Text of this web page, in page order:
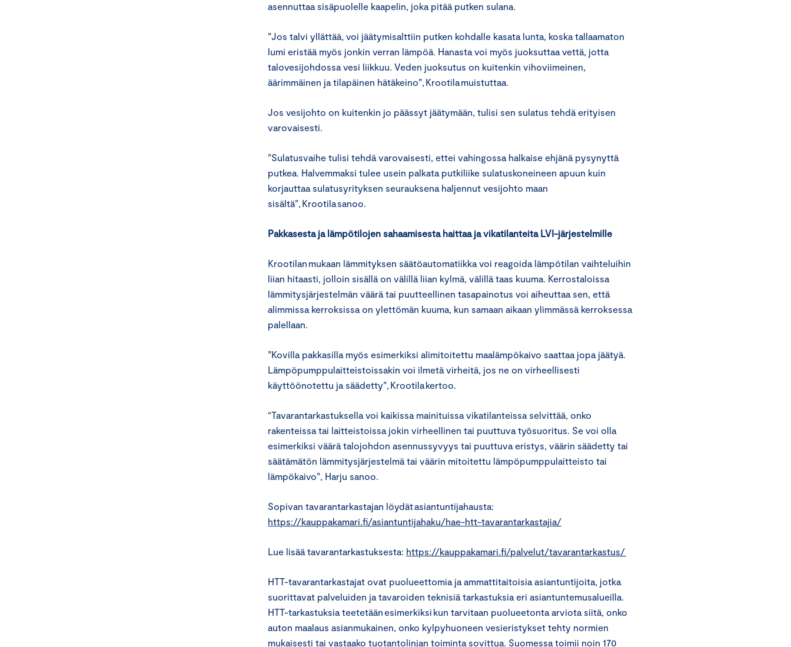
asennuttaa sisäpuolelle kaapelin, joka pitää putken sulana.
”Jos talvi yllättää, voi jäätymisalttiin putken kohdalle kasata lunta, koska tallaamaton
lumi eristää myös jonkin verran lämpöä. Hanasta voi myös juoksuttaa vettä, jotta
talovesijohdossa vesi liikkuu. Veden juoksutus on kuitenkin vihoviimeinen,
äärimmäinen ja tilapäinen hätäkeino”, Krootila muistuttaa.
Jos vesijohto on kuitenkin jo päässyt jäätymään, tulisi sen sulatus tehdä erityisen
varovaisesti.
”Sulatusvaihe tulisi tehdä varovaisesti, ettei vahingossa halkaise ehjänä pysynyttä
putkea. Halvemmaksi tulee usein palkata putkiliike sulatuskoneineen apuun kuin
korjauttaa sulatusyrityksen seurauksena haljennut vesijohto maan
sisältä”, Krootila sanoo.
Pakkasesta ja lämpötilojen sahaamisesta haittaa ja vikatilanteita LVI-järjestelmille
Krootilan mukaan lämmityksen säätöautomatiikka voi reagoida lämpötilan vaihteluihin
liian hitaasti, jolloin sisällä on välillä liian kylmä, välillä taas kuuma. Kerrostaloissa
lämmitysjärjestelmän väärä tai puutteellinen tasapainotus voi aiheuttaa sen, että
alimmissa kerroksissa on ylettömän kuuma, kun samaan aikaan ylimmässä kerroksessa
palellaan.
”Kovilla pakkasilla myös esimerkiksi alimitoitettu maalämpökaivo saattaa jopa jäätyä.
Lämpöpumppulaitteistoissakin voi ilmetä virheitä, jos ne on virheellisesti
käyttöönotettu ja säädetty”, Krootila kertoo.
“Tavarantarkastuksella voi kaikissa mainituissa vikatilanteissa selvittää, onko
rakenteissa tai laitteistoissa jokin virheellinen tai puuttuva työsuoritus. Se voi olla
esimerkiksi väärä talojohdon asennussyvyys tai puuttuva eristys, väärin säädetty tai
säätämätön lämmitysjärjestelmä tai väärin mitoitettu lämpöpumppulaitteisto tai
lämpökaivo”, Harju sanoo.
Sopivan tavarantarkastajan löydät asiantuntijahausta:
https://kauppakamari.fi/asiantuntijahaku/hae-htt-tavarantarkastajia/
Lue lisää tavarantarkastuksesta: https://kauppakamari.fi/palvelut/tavarantarkastus/
HTT-tavarantarkastajat ovat puolueettomia ja ammattitaitoisia asiantuntijoita, jotka
suorittavat palveluiden ja tavaroiden teknisiä tarkastuksia eri asiantuntemusalueilla.
HTT-tarkastuksia teetetään esimerkiksi kun tarvitaan puolueetonta arviota siitä, onko
auton maalaus asianmukainen, onko kylpyhuoneen vesieristykset tehty normien
mukaisesti tai vastaako tuotantolinjan toiminta sovittua. Suomessa toimii noin 170